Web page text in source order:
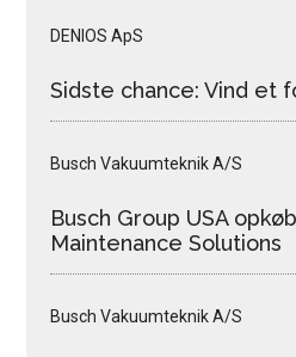
DENIOS ApS
Sidste chance: Vind et
Busch Vakuumteknik A/S
Busch Group USA
Maintenance Solutions
Busch Vakuumteknik A/S